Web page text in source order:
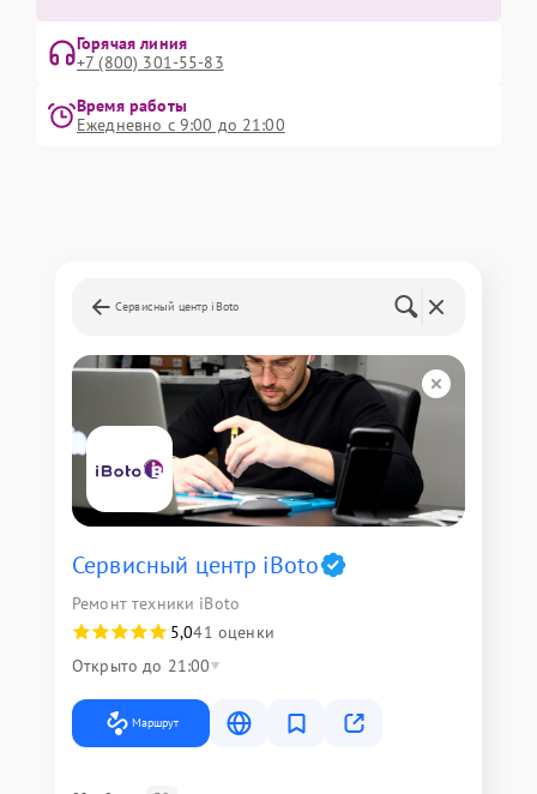
Горячая линия
+7 (800) 301-55-83
Время работы
Ежедневно с 9:00 до 21:00
Сервисный центр iBoto
Сервисный центр iBoto
Ремонт техники iBoto
5,041 оценки
Открыто до 21:00
Маршрут